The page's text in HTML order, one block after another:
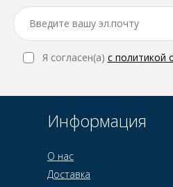
Я согласен(a) с политикой
Информация
О нас
Доставка